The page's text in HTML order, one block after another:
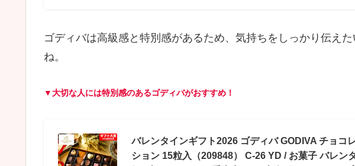
ゴディバは高級感と特別感があるため、気持ちをしっかり伝え
ね。
▼大切な人には特別感のあるゴディバがおすすめ！
バレンタインギフト2026 ゴディバ GODIVA チョコ
ション 15粒入（209848） C-26 YD / お菓子 バレン